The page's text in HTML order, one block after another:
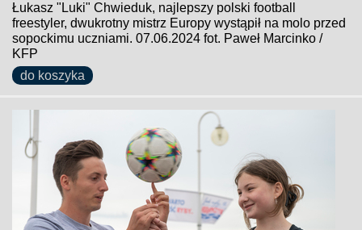
Łukasz "Luki" Chwieduk, najlepszy polski football
freestyler, dwukrotny mistrz Europy wystąpił na molo przed
sopockimu uczniami. 07.06.2024 fot. Paweł Marcinko /
KFP
do koszyka